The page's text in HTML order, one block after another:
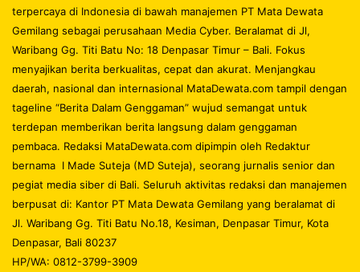
terpercaya di Indonesia di bawah manajemen PT Mata Dewata
Gemilang sebagai perusahaan Media Cyber. Beralamat di Jl,
Waribang Gg. Titi Batu No: 18 Denpasar Timur – Bali. Fokus
menyajikan berita berkualitas, cepat dan akurat. Menjangkau
daerah, nasional dan internasional MataDewata.com tampil dengan
tageline “Berita Dalam Genggaman” wujud semangat untuk
terdepan memberikan berita langsung dalam genggaman
pembaca. Redaksi MataDewata.com dipimpin oleh Redaktur
bernama I Made Suteja (MD Suteja), seorang jurnalis senior dan
pegiat media siber di Bali. Seluruh aktivitas redaksi dan manajemen
berpusat di: Kantor PT Mata Dewata Gemilang yang beralamat di
Jl. Waribang Gg. Titi Batu No.18, Kesiman, Denpasar Timur, Kota
Denpasar, Bali 80237
HP/WA: 0812-3799-3909